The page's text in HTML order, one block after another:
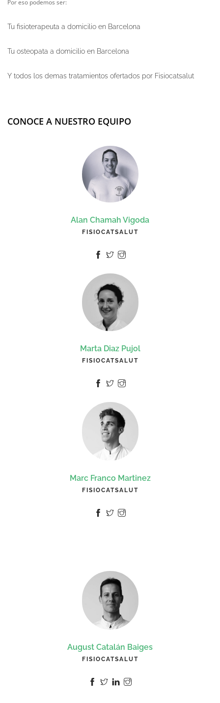
Por eso podemos ser:
Tu fisioterapeuta a domicilio en Barcelona
Tu osteopata a domicilio en Barcelona
Y todos los demas tratamientos ofertados por Fisiocatsalut
CONOCE A NUESTRO EQUIPO
Alan Chamah Vigoda
FISIOCATSALUT
Marta Diaz Pujol
FISIOCATSALUT
Marc Franco Martinez
FISIOCATSALUT
August Catalán Baiges
FISIOCATSALUT